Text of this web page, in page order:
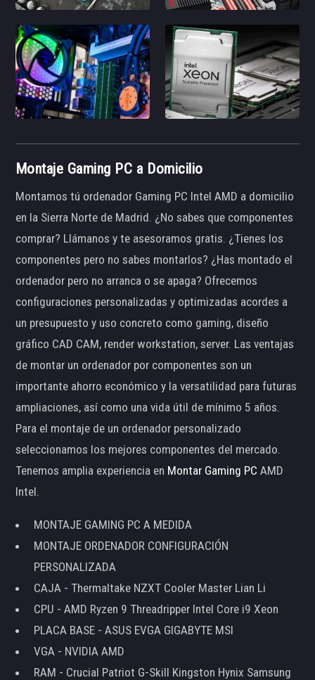
Montaje Gaming PC a Domicilio
Montamos tú ordenador Gaming PC Intel AMD a domicilio
en la Sierra Norte de Madrid. ¿No sabes que componentes
comprar? Llámanos y te asesoramos gratis. ¿Tienes los
componentes pero no sabes montarlos? ¿Has montado el
ordenador pero no arranca o se apaga? Ofrecemos
configuraciones personalizadas y optimizadas acordes a
un presupuesto y uso concreto como gaming, diseño
gráfico CAD CAM, render workstation, server. Las ventajas
de montar un ordenador por componentes son un
importante ahorro económico y la versatilidad para futuras
ampliaciones, así como una vida útil de mínimo 5 años.
Para el montaje de un ordenador personalizado
seleccionamos los mejores componentes del mercado.
Tenemos amplia experiencia en Montar Gaming PC AMD
Intel.
MONTAJE GAMING PC A MEDIDA
MONTAJE ORDENADOR CONFIGURACIÓN
PERSONALIZADA
CAJA - Thermaltake NZXT Cooler Master Lian Li
CPU - AMD Ryzen 9 Threadripper Intel Core i9 Xeon
PLACA BASE - ASUS EVGA GIGABYTE MSI
VGA - NVIDIA AMD
RAM - Crucial Patriot G-Skill Kingston Hynix Samsung